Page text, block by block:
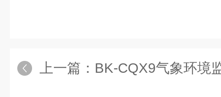
上一篇： BK-CQX9气象环境